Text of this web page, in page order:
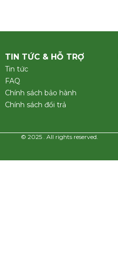
TIN TỨC & HỖ TRỢ
Tin tức
FAQ
Chính sách bảo hành
Chính sách đổi trả
© 2025 . All rights reserved.